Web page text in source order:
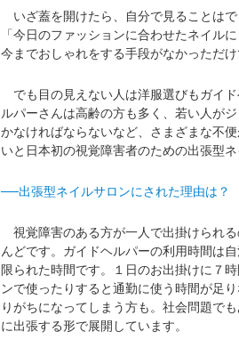
いざ蓋を開けたら、自分で見ることはで
「今日のファッションに合わせたネイル
今までおしゃれをする手段がなかっただ
でも目の見えない人は洋服選びもガイ
ルパーさんは高齢の方も多く、若い人が
かなければならないなど、さまざまな不
いと日本初の視覚障害者のための出張型
──出張型ネイルサロンにされた理由は？
視覚障害のある方が一人で出掛けられ
んどです。ガイドヘルパーの利用時間は
限られた時間です。１日のお出掛けに７
ンで使ったりすると通勤に使う時間が足
りがちになってしまう方も。社会問題で
に出張する形で展開しています。